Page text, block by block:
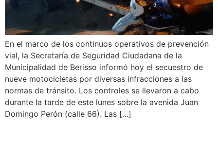
En el marco de los continuos operativos de prevención
vial, la Secretaría de Seguridad Ciudadana de la
Municipalidad de Berisso informó hoy el secuestro de
nueve motocicletas por diversas infracciones a las
normas de tránsito. Los controles se llevaron a cabo
durante la tarde de este lunes sobre la avenida Juan
Domingo Perón (calle 66). Las […]